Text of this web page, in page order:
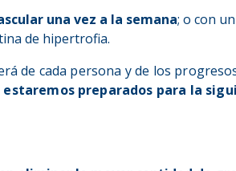
una vez a la semana; o con
de hipertrofia.
de cada persona y de los
preparados para la